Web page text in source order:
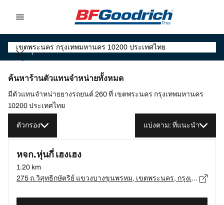
ค้นหาร้านตัวแทนจำหน่ายทั้งหมด
มีตัวแทนจำหน่ายยางรถยนต์ 260 ที่ เขตพระนคร กรุงเทพมหานคร
10200 ประเทศไทย
ตัวกรอง แบ่งตาม: ที่แนะนำ
หจก.หุ่นกี่ เฮงเฮง
1.20 km
275 ถ.วิสุทธิกษัตริย์ แขวงบางขุนพรหม, เขตพระนคร, กรุงเทพมหานคร 10200, กรุงเทพมหานคร, เขตพระนคร - 10200